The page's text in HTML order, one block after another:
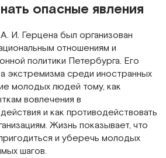
опасные явления
И. Герцена был организован
отношениям и
политики Петербурга. Его
экстремизма среди иностранных
молодых людей тому, как
вовлечения в
и как противодействовать
Жизнь показывает, что
и уберечь молодых
шагов.